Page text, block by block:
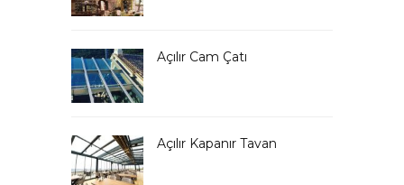
Açılır Cam Çatı
Açılır Kapanır Tavan